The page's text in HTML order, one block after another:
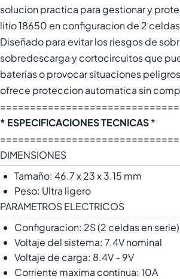
solucion practica para gestionar y
litio 18650 en configuracion de 2 celdas
Diseñado para evitar los riesgos de
sobredescarga y cortocircuitos que
baterias o provocar situaciones
ofrece proteccion automatica sin
* ESPECIFICACIONES TECNICAS*
DIMENSIONES
Tamaño: 46.7 x 23 x 3.15 mm
Peso: Ultra ligero
PARAMETROS ELECTRICOS
Configuracion: 2S (2 celdas en serie)
Voltaje del sistema: 7.4V nominal
Voltaje de carga: 8.4V - 9V
Corriente maxima continua: 10A